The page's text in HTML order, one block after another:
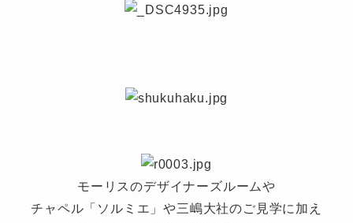
モーリスのデザイナーズルームや
チャペル「ソルミエ」や三嶋大社のご見学に加え